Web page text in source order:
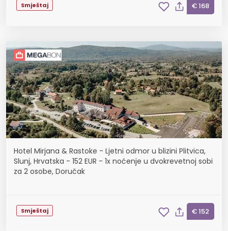
Smještaj € 168
Hotel Mirjana & Rastoke - Ljetni odmor u blizini Plitvica,
Slunj, Hrvatska - 152 EUR - 1x noćenje u dvokrevetnoj sobi
za 2 osobe, Doručak
Smještaj € 152